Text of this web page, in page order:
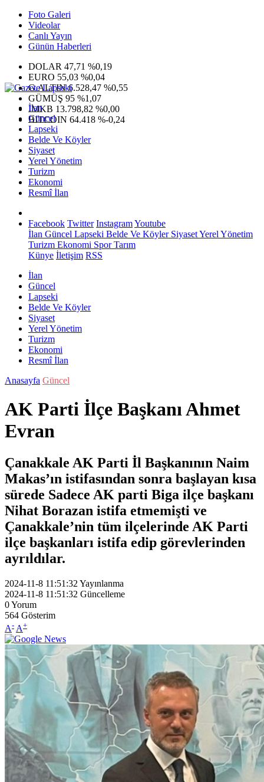
Foto Galeri
Videolar
Canlı Yayın
Günün Haberleri
DOLAR 47,71 %0,19
EURO 55,03 %0,04
G.ALTIN6.528,47 %0,55
GÜMÜŞ 95 %1,07
IMKB 13.798,82 %0,00
BITCOIN 64.418 %-0,24
İlan
Güncel
Lapseki
Belde Ve Köyler
Siyaset
Yerel Yönetim
Turizm
Ekonomi
Resmî İlan
Facebook Twitter InstagramYoutube
İlan Güncel Lapseki Belde Ve KöylerSiyasetYerel Yönetim
Turizm Ekonomi SporTarım
Künye İletişim RSS
İlan
Güncel
Lapseki
Belde Ve Köyler
Siyaset
Yerel Yönetim
Turizm
Ekonomi
Resmî İlan
Anasayfa Güncel
AK Parti İlçe Başkanı Ahmet
Evran
Çanakkale AK Parti İl Başkanının Naim
Makas’ın istifasından sonra başlayan kısa
sürede Sadece AK parti Biga ilçe başkanı
Nihat Borazan istifa etmemişti ve
Çanakkale’nin tüm ilçelerinde AK Parti
ilçe başkanları istifa edip görevlerinden
ayrıldılar.
2024-11-8 11:51:32 Yayınlanma
2024-11-8 11:51:32 Güncelleme
0Yorum
564 Gösterim
A- A+